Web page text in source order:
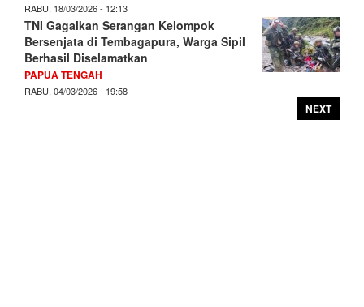
RABU, 18/03/2026 - 12:13
TNI Gagalkan Serangan Kelompok
Bersenjata di Tembagapura, Warga Sipil
Berhasil Diselamatkan
PAPUA TENGAH
RABU, 04/03/2026 - 19:58
NEXT